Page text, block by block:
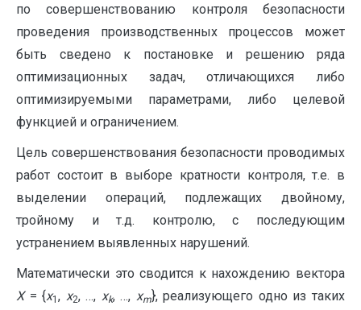
по совершенствованию контроля безопасности
проведения производственных процессов может
быть сведено к постановке и решению ряда
оптимизационных задач, отличающихся либо
оптимизируемыми параметрами, либо целевой
функцией и ограничением.
Цель совершенствования безопасности проводимых
работ состоит в выборе кратности контроля, т.е. в
выделении операций, подлежащих двойному,
тройному и т.д. контролю, с последующим
устранением выявленных нарушений.
Математически это сводится к нахождению вектора
X= {x1, x2, …, xk, …, xm}, реализующего одно из таких